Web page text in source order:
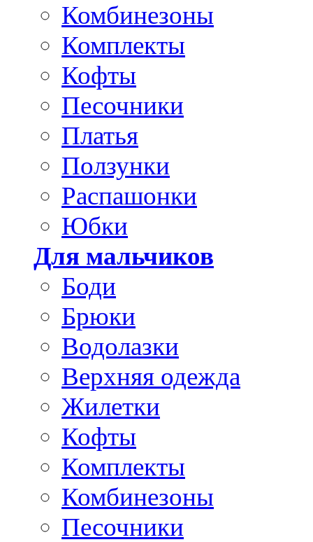
Комбинезоны
Комплекты
Кофты
Песочники
Платья
Ползунки
Распашонки
Юбки
Для мальчиков
Боди
Брюки
Водолазки
Верхняя одежда
Жилетки
Кофты
Комплекты
Комбинезоны
Песочники